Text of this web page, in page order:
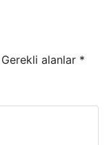
Gerekli alanlar *